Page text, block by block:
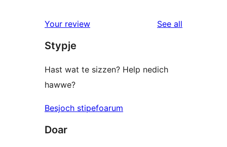
Your review See all
Stypje
Hast wat te sizzen? Help nedich
hawwe?
Besjoch stipefoarum
Doar